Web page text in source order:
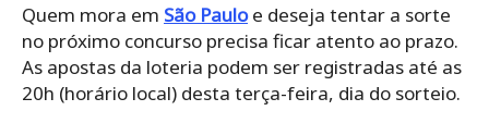
Quem mora em São Pauloe deseja tentar a sorte
no próximo concurso precisa ficar atento ao prazo.
As apostas da loteria podem ser registradas até as
20h (horário local) desta terça-feira, dia do sorteio.